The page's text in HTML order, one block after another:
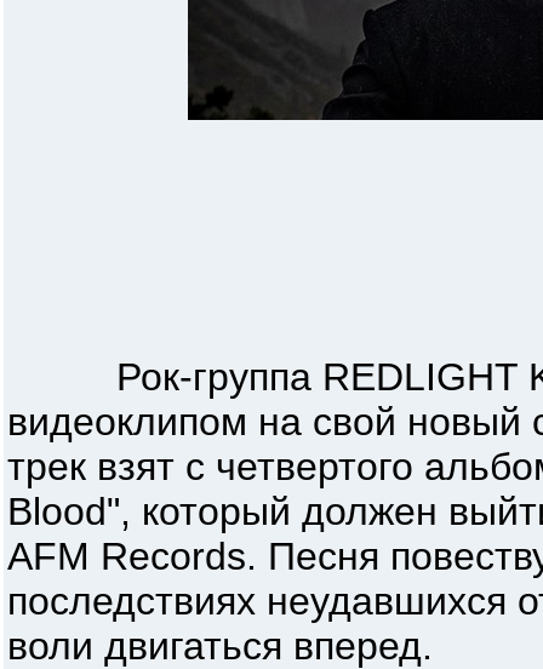
Рок-группа REDLIGHT
видеоклипом на свой новый
трек взят с четвертого
Blood", который должен
AFM Records. Песня
последствиях неудавшихся
воли двигаться вперед.